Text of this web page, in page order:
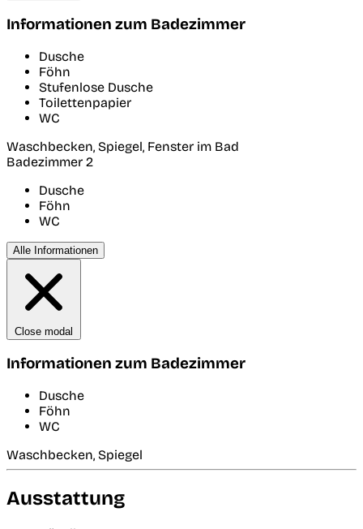
Informationen zum Badezimmer
Dusche
Föhn
Stufenlose Dusche
Toilettenpapier
WC
Waschbecken, Spiegel, Fenster im Bad
Badezimmer 2
Dusche
Föhn
WC
Alle Informationen
Close modal
Informationen zum Badezimmer
Dusche
Föhn
WC
Waschbecken, Spiegel
Ausstattung